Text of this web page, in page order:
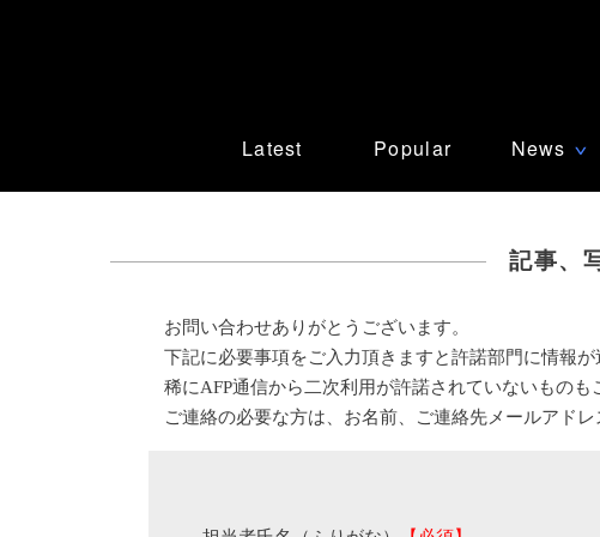
Latest Popular News ∨
記事、
お問い合わせありがとうございます。
下記に必要事項をご入力頂きますと許諾部門に情報
稀にAFP通信から二次利用が許諾されていないものも
ご連絡の必要な方は、お名前、ご連絡先メールアド